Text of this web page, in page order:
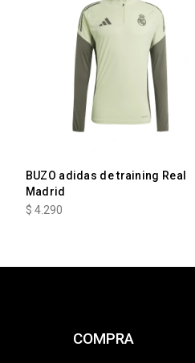
BUZO adidas de training Real
Madrid
$ 4.290
COMPRA